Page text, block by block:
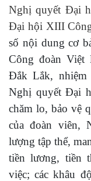
Nghị quyết Đại
Đại hội XIII
số nội dung cơ
Công đoàn Việt
Đắk Lắk, nhiệm
Nghị quyết Đại
chăm lo, bảo vệ
của đoàn viên,
lượng tập thể,
tiền lương, tiền
việc;các khâu